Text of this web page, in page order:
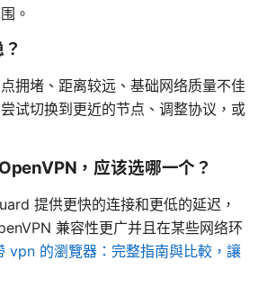
。
拥堵、距离较远、基础网络质量不佳
试切换到更近的节点、调整协议，或
，应该选哪一个？
提供更快的连接和更低的延迟，
兼容性更广并且在某些网络环
vpn 的瀏覽器：完整指南與比較，讓